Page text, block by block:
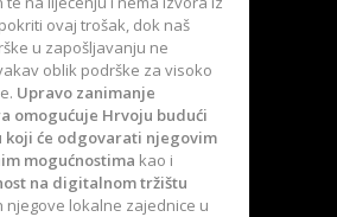
ovaj trošak, dok naš
u zapošljavanju ne
oblik podrške za visoko
Upravo zanimanje
omogućuje Hrvoju budući
koji će odgovarati njegovim
mogućnostima kao i
na digitalnom tržištu
njegove lokalne zajednice u